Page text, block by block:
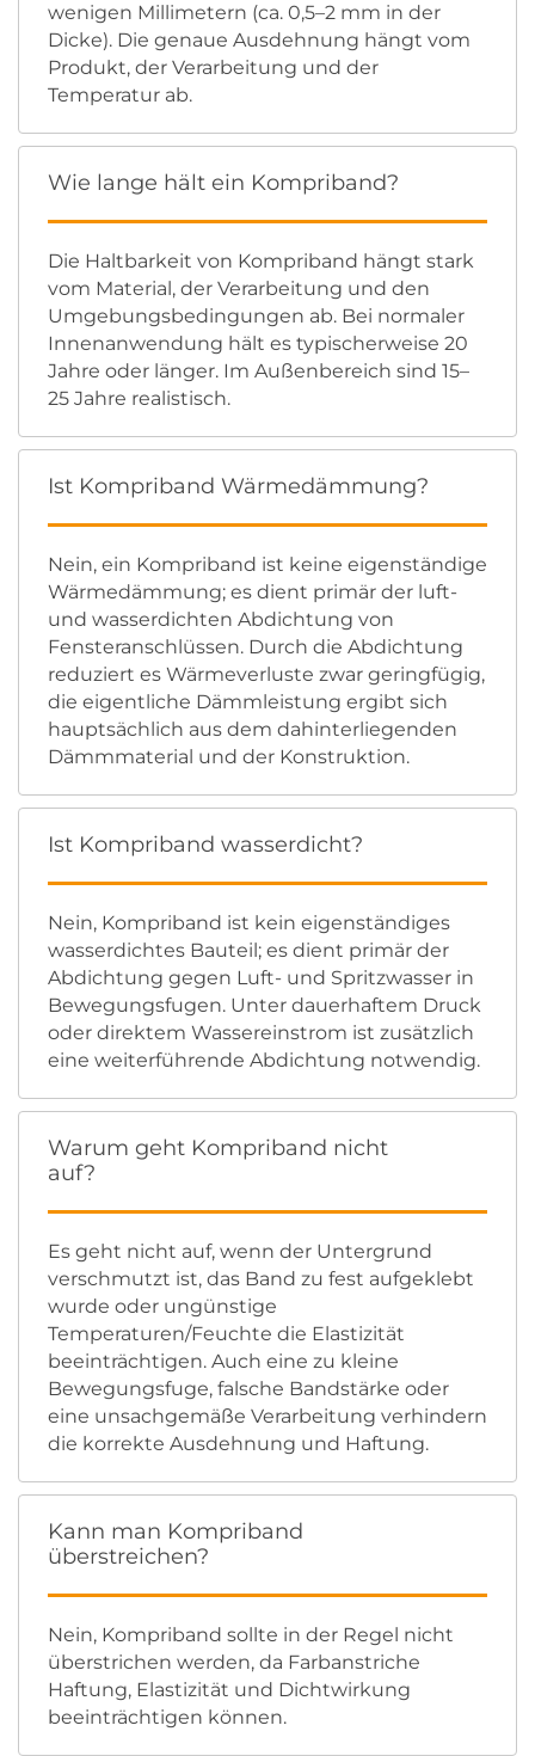
wenigen Millimetern (ca. 0,5–2 mm in der
Dicke). Die genaue Ausdehnung hängt vom
Produkt, der Verarbeitung und der
Temperatur ab.
Wie lange hält ein Kompriband?
Die Haltbarkeit von Kompriband hängt stark
vom Material, der Verarbeitung und den
Umgebungsbedingungen ab. Bei normaler
Innenanwendung hält es typischerweise 20
Jahre oder länger. Im Außenbereich sind 15–
25 Jahre realistisch.
Ist Kompriband Wärmedämmung?
Nein, ein Kompriband ist keine eigenständige
Wärmedämmung; es dient primär der luft-
und wasserdichten Abdichtung von
Fensteranschlüssen. Durch die Abdichtung
reduziert es Wärmeverluste zwar geringfügig,
die eigentliche Dämmleistung ergibt sich
hauptsächlich aus dem dahinterliegenden
Dämmmaterial und der Konstruktion.
Ist Kompriband wasserdicht?
Nein, Kompriband ist kein eigenständiges
wasserdichtes Bauteil; es dient primär der
Abdichtung gegen Luft- und Spritzwasser in
Bewegungsfugen. Unter dauerhaftem Druck
oder direktem Wassereinstrom ist zusätzlich
eine weiterführende Abdichtung notwendig.
Warum geht Kompriband nicht
auf?
Es geht nicht auf, wenn der Untergrund
verschmutzt ist, das Band zu fest aufgeklebt
wurde oder ungünstige
Temperaturen/Feuchte die Elastizität
beeinträchtigen. Auch eine zu kleine
Bewegungsfuge, falsche Bandstärke oder
eine unsachgemäße Verarbeitung verhindern
die korrekte Ausdehnung und Haftung.
Kann man Kompriband
überstreichen?
Nein, Kompriband sollte in der Regel nicht
überstrichen werden, da Farbanstriche
Haftung, Elastizität und Dichtwirkung
beeinträchtigen können.